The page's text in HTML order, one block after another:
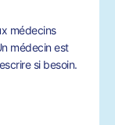
médecins
médecin est
si besoin.